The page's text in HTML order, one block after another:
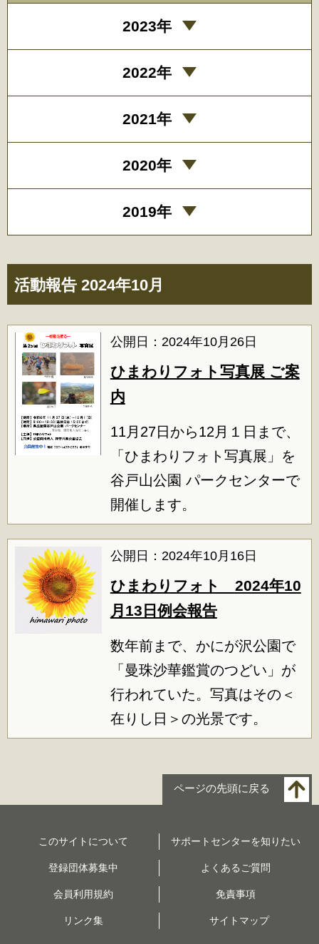
活動報告 2024年10月
公開日：2024年10月26日
ひまわりフォト写真展 ご案
内
11月27日から12月１日まで、
「ひまわりフォト写真展」を
谷戸山公園 パークセンターで
開催します。
公開日：2024年10月16日
ひまわりフォト 2024年10
月13日例会報告
数年前まで、かにが沢公園で
「曼珠沙華鑑賞のつどい」が
行われていた。写真はその＜
在りし日＞の光景です。
2023年
2022年
2021年
2020年
2019年
ページの先頭に戻る
このサイトについて サポートセンターを知りたい
登録団体募集中 よくあるご質問
会員利用規約 免責事項
リンク集 サイトマップ